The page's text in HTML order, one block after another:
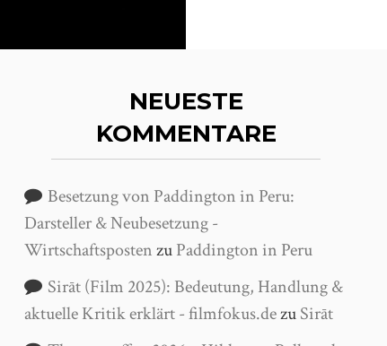
NEUESTE
KOMMENTARE
Besetzung von Paddington in Peru:
Darsteller & Neubesetzung -
WirtschaftspostenzuPaddington in Peru
Sirāt (Film 2025): Bedeutung, Handlung &
aktuelle Kritik erklärt - filmfokus.dezuSirāt